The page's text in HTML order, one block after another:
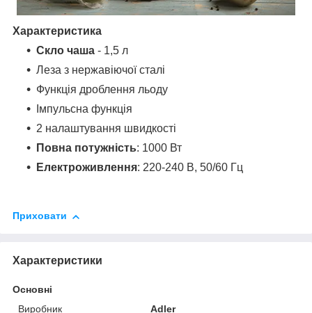
Характеристика
Скло чаша - 1,5 л
Леза з нержавіючої сталі
Функція дроблення льоду
Імпульсна функція
2 налаштування швидкості
Повна потужність: 1000 Вт
Електроживлення: 220-240 В, 50/60 Гц
Приховати
Характеристики
Основні
Виробник
Adler